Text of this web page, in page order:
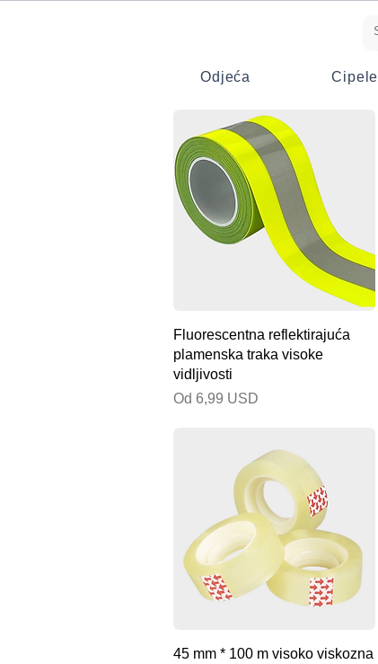
Odjeća Cipele
Brzi pregled
Fluorescentna reflektirajuća
plamenska traka visoke
vidljivosti
Od 6,99 USD
Cijena s popustom
Brzi pregled
45 mm * 100 m visoko viskozna